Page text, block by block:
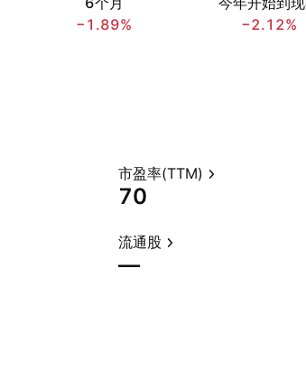
−1.89%
−2.12%
市盈率(TTM)
70
流通股
—